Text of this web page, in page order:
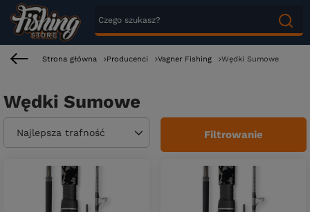
Strona główna Producenci Vagner Fishing Wędki Sumowe
Wędki Sumowe
Zmień sortowanie
Najlepsza trafność Filtrowanie